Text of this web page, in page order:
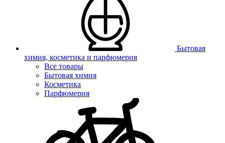
Бытовая
химия, косметика и парфюмерия
Все товары
Бытовая химия
Косметика
Парфюмерия